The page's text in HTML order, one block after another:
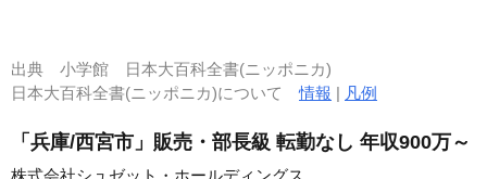
出典 小学館 日本大百科全書(ニッポニカ)
日本大百科全書(ニッポニカ)について情報 | 凡例
「兵庫/西宮市」販売・部長級 転勤なし 年収900万～
株式会社シュゼット・ホールディングス